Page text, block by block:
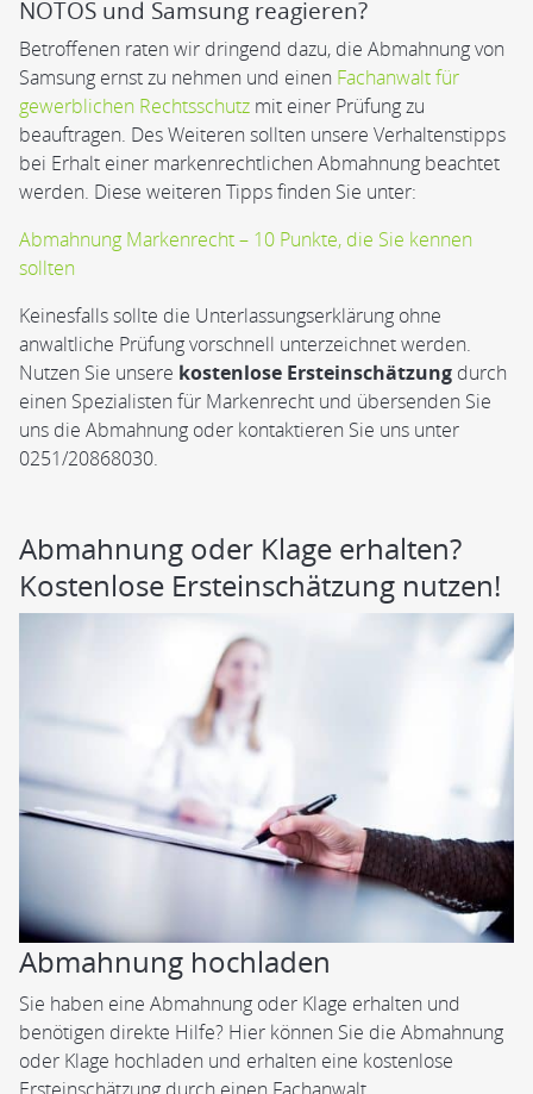
NOTOS und Samsung reagieren?
Betroffenen raten wir dringend dazu, die Abmahnung von
Samsung ernst zu nehmen und einen Fachanwalt für
gewerblichen Rechtsschutz mit einer Prüfung zu
beauftragen. Des Weiteren sollten unsere Verhaltenstipps
bei Erhalt einer markenrechtlichen Abmahnung beachtet
werden. Diese weiteren Tipps finden Sie unter:
Abmahnung Markenrecht – 10 Punkte, die Sie kennen
sollten
Keinesfalls sollte die Unterlassungserklärung ohne
anwaltliche Prüfung vorschnell unterzeichnet werden.
Nutzen Sie unsere kostenlose Ersteinschätzung durch
einen Spezialisten für Markenrecht und übersenden Sie
uns die Abmahnung oder kontaktieren Sie uns unter
0251/20868030.
Abmahnung oder Klage erhalten?
Kostenlose Ersteinschätzung nutzen!
Abmahnung hochladen
Sie haben eine Abmahnung oder Klage erhalten und
benötigen direkte Hilfe? Hier können Sie die Abmahnung
oder Klage hochladen und erhalten eine kostenlose